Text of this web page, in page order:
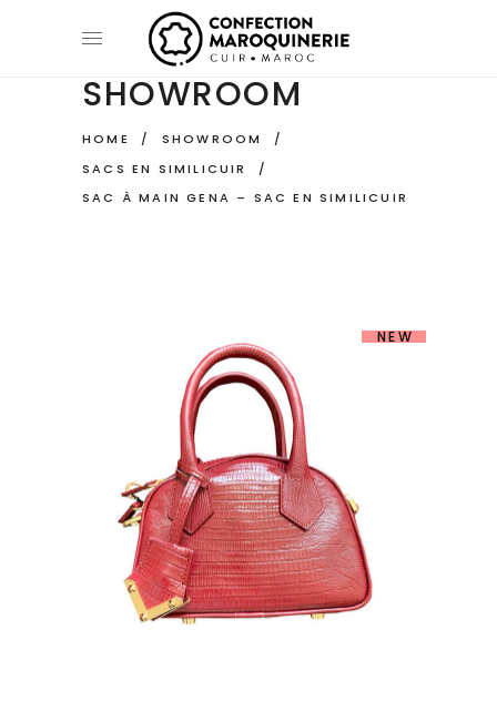
SHOWROOM
HOME / SHOWROOM
/
SACS EN SIMILICUIR
/
SAC À MAIN GENA – SAC EN SIMILICUIR
NEW